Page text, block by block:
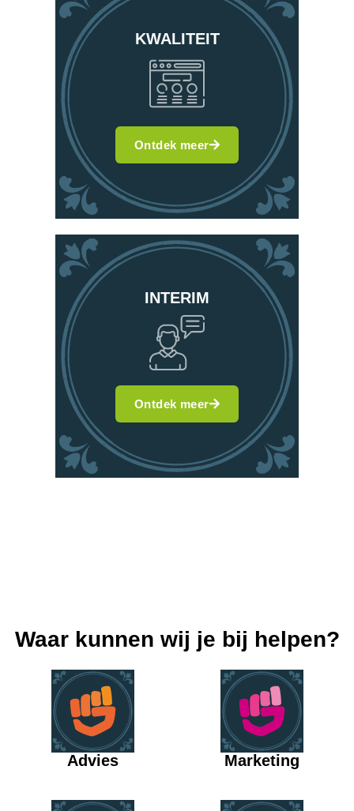
KWALITEIT
Ontdek meer
INTERIM
Ontdek meer
Waar kunnen wij je bij helpen?
Advies Marketing